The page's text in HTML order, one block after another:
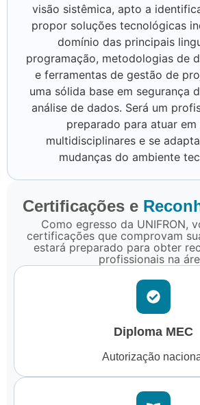
visão sistêmica, apto a
propor soluções tecnológicas
domínio das principais
programação, metodologias de
e ferramentas de gestão de
uma sólida base em segurança
análise de dados. Será um
preparado para atuar em
multidisciplinares e se
mudanças do ambiente
Certificações e
Como egresso da UNIFRON,
certificações que comprovam
estará preparado para obter
profissionais na
Diploma MEC
Autorização